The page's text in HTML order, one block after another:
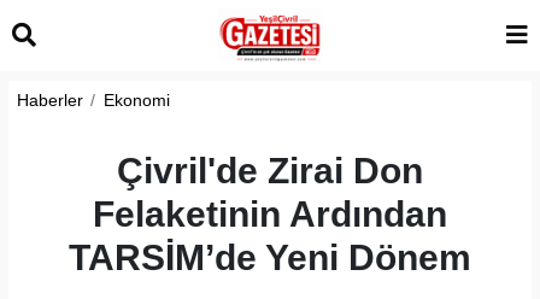
Haberler Ekonomi
Çivril'de Zirai Don
Felaketinin Ardından
TARSİM’de Yeni Dönem